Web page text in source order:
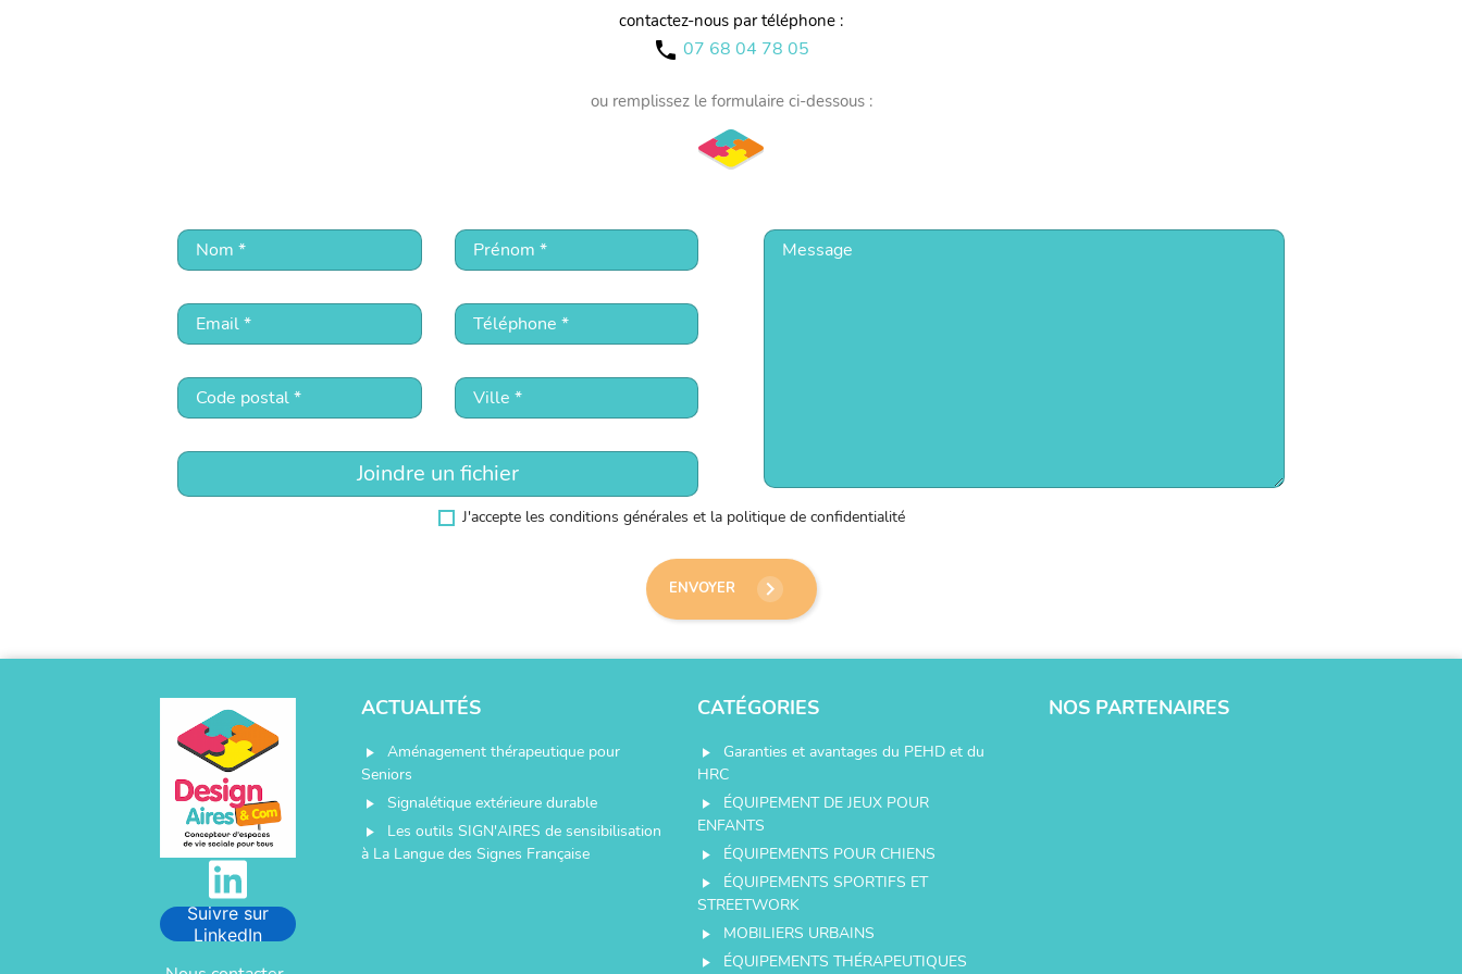
contactez-nous par téléphone :
call 07 68 04 78 05
ou remplissez le formulaire ci-dessous :
Joindre un fichier
J'accepte les conditions générales et la politique de confidentialité
ENVOYER keyboard_arrow_right
Suivre sur
LinkedIn
ACTUALITÉS
play_arrow
Aménagement thérapeutique pour
Seniors
play_arrow Signalétique extérieure durable
play_arrow
Les outils SIGN'AIRES de sensibilisation
à La Langue des Signes Française
CATÉGORIES
play_arrow
Garanties et avantages du PEHD et du
HRC
play_arrow
ÉQUIPEMENT DE JEUX POUR
ENFANTS
play_arrow ÉQUIPEMENTS POUR CHIENS
play_arrow
ÉQUIPEMENTS SPORTIFS ET
STREETWORK
play_arrow MOBILIERS URBAINS
play_arrow ÉQUIPEMENTS THÉRAPEUTIQUES
NOS PARTENAIRES